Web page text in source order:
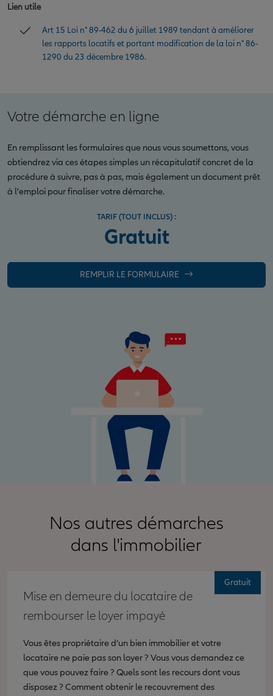
Lien utile
Art 15 Loi n° 89-462 du 6 juillet 1989 tendant à améliorer
les rapports locatifs et portant modification de la loi n° 86-
1290 du 23 décembre 1986.
Votre démarche en ligne
En remplissant les formulaires que nous vous soumettons, vous
obtiendrez via ces étapes simples un récapitulatif concret de la
procédure à suivre, pas à pas, mais également un document prêt
à l'emploi pour finaliser votre démarche.
TARIF (TOUT INCLUS) :
Gratuit
REMPLIR LE FORMULAIRE
Nos autres démarches
dans l'immobilier
Mise en demeure du locataire de
rembourser le loyer impayé
Vous êtes propriétaire d’un bien immobilier et votre
locataire ne paie pas son loyer ? Vous vous demandez ce
que vous pouvez faire ? Quels sont les recours dont vous
disposez ? Comment obtenir le recouvrement des
Gratuit